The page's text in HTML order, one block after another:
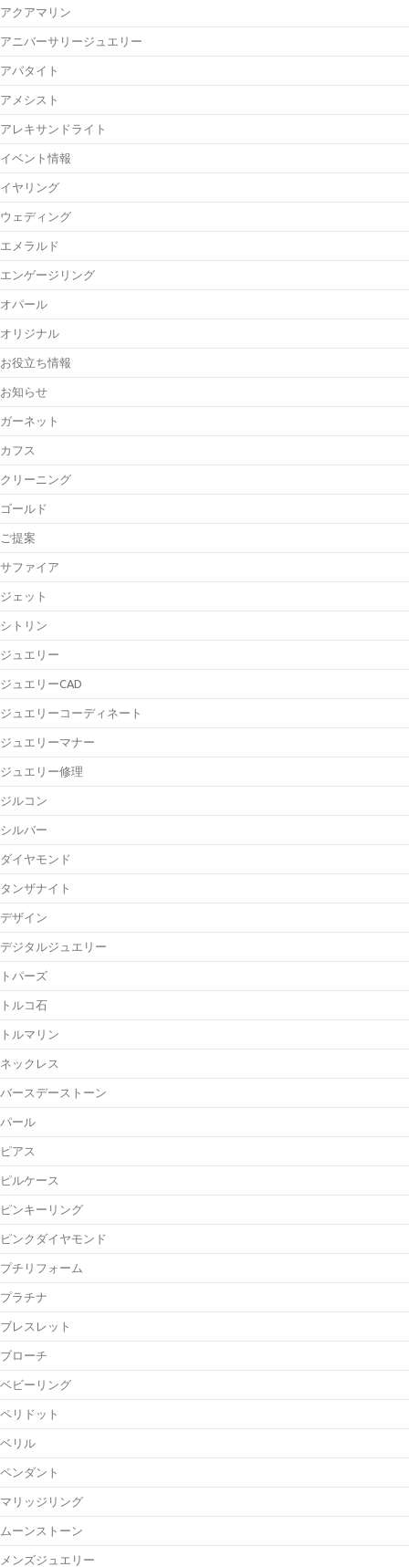
アクアマリン
アニバーサリージュエリー
アパタイト
アメシスト
アレキサンドライト
イベント情報
イヤリング
ウェディング
エメラルド
エンゲージリング
オパール
オリジナル
お役立ち情報
お知らせ
ガーネット
カフス
クリーニング
ゴールド
ご提案
サファイア
ジェット
シトリン
ジュエリー
ジュエリーCAD
ジュエリーコーディネート
ジュエリーマナー
ジュエリー修理
ジルコン
シルバー
ダイヤモンド
タンザナイト
デザイン
デジタルジュエリー
トパーズ
トルコ石
トルマリン
ネックレス
バースデーストーン
パール
ピアス
ピルケース
ピンキーリング
ピンクダイヤモンド
プチリフォーム
プラチナ
ブレスレット
ブローチ
ベビーリング
ペリドット
ベリル
ペンダント
マリッジリング
ムーンストーン
メンズジュエリー